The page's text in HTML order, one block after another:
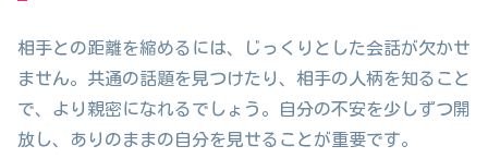
相手との距離を縮めるには、じっくりとした会話が欠かせ
ません。共通の話題を見つけたり、相手の人柄を知ること
で、より親密になれるでしょう。自分の不安を少しずつ開
放し、ありのままの自分を見せることが重要です。